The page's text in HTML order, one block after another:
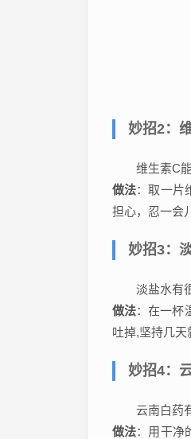
妙招2：
维生素C
做法：取一片
担心，忍一会
妙招3：
淡盐水有
做法：在一杯
吐掉,坚持几天
妙招4：
云南白药
做法：用干净